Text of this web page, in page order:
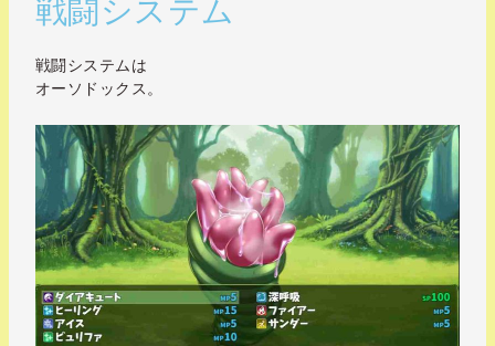
戦闘システム
戦闘システムは
オーソドックス。